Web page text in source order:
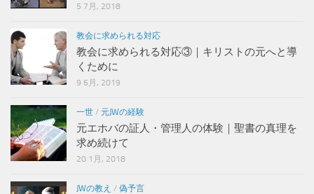
5 7月, 2018
教会に求められる対応
教会に求められる対応③｜キリストの元へと導
くために
9 6月, 2019
一世 / 元JWの経験
元エホバの証人・管理人の体験｜聖書の真理を
求め続けて
20 1月, 2018
JWの教え / 偽予言